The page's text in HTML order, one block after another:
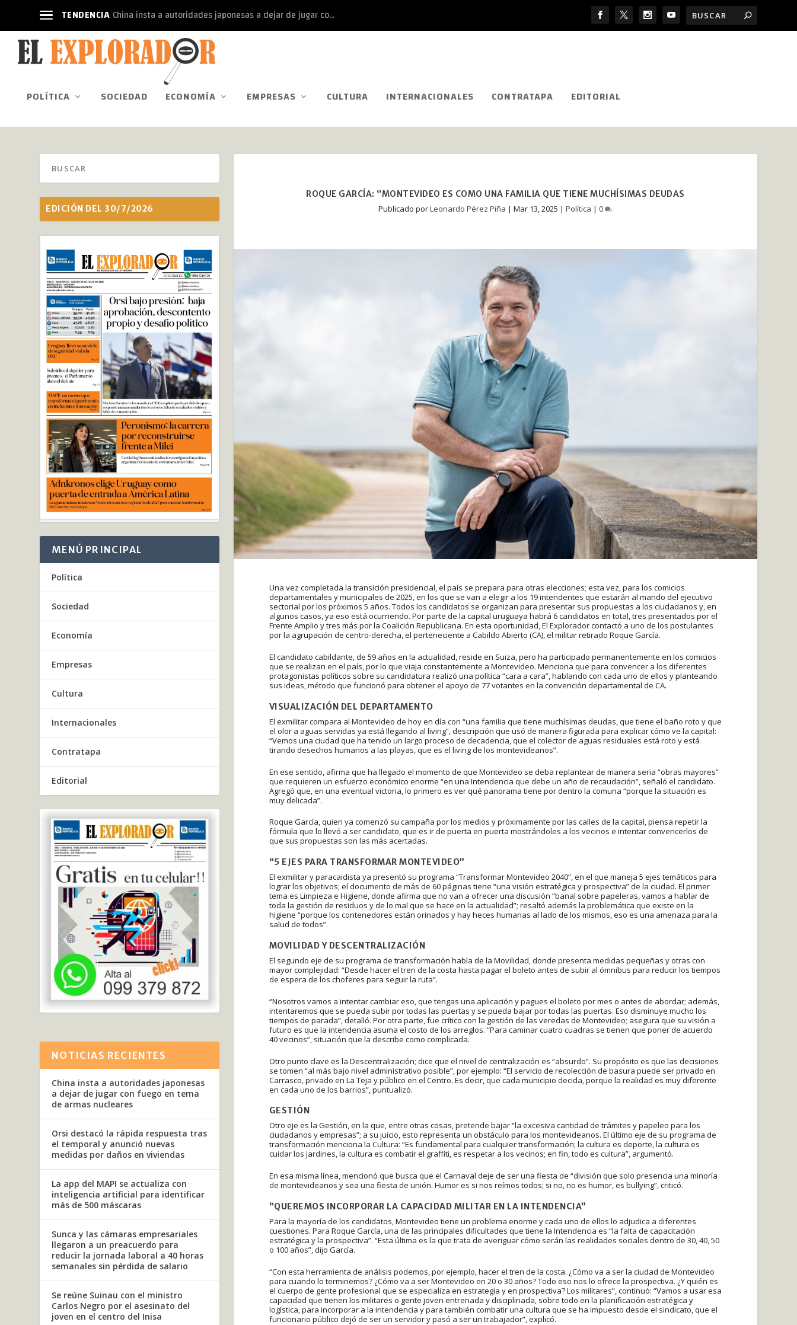
TENDENCIA China insta a autoridades japonesas a dejar de jugar co...
POLÍTICA SOCIEDAD ECONOMÍA EMPRESAS CULTURA INTERNACIONALES CONTRATAPA EDITORIAL
ROQUE GARCÍA: “MONTEVIDEO ES COMO UNA FAMILIA QUE TIENE MUCHÍSIMAS DEUDAS
Publicado porLeonardo Pérez Piña |Mar 13, 2025 |Política |0
Una vez completada la transición presidencial, el país se prepara para otras elecciones; esta vez, para los comicios
departamentales y municipales de 2025, en los que se van a elegir a los 19 intendentes que estarán al mando del ejecutivo
sectorial por los próximos 5 años. Todos los candidatos se organizan para presentar sus propuestas a los ciudadanos y, en
algunos casos, ya eso está ocurriendo. Por parte de la capital uruguaya habrá 6 candidatos en total, tres presentados por el
Frente Amplio y tres más por la Coalición Republicana. En esta oportunidad, El Explorador contactó a uno de los postulantes
por la agrupación de centro-derecha, el perteneciente a Cabildo Abierto (CA), el militar retirado Roque García.
El candidato cabildante, de 59 años en la actualidad, reside en Suiza, pero ha participado permanentemente en los comicios
que se realizan en el país, por lo que viaja constantemente a Montevideo. Menciona que para convencer a los diferentes
protagonistas políticos sobre su candidatura realizó una política “cara a cara”, hablando con cada uno de ellos y planteando
sus ideas, método que funcionó para obtener el apoyo de 77 votantes en la convención departamental de CA.
VISUALIZACIÓN DEL DEPARTAMENTO
El exmilitar compara al Montevideo de hoy en día con “una familia que tiene muchísimas deudas, que tiene el baño roto y que
el olor a aguas servidas ya está llegando al living”, descripción que usó de manera figurada para explicar cómo ve la capital:
“Vemos una ciudad que ha tenido un largo proceso de decadencia, que el colector de aguas residuales está roto y está
tirando desechos humanos a las playas, que es el living de los montevideanos”.
En ese sentido, afirma que ha llegado el momento de que Montevideo se deba replantear de manera seria “obras mayores”
que requieren un esfuerzo económico enorme “en una Intendencia que debe un año de recaudación”, señaló el candidato.
Agregó que, en una eventual victoria, lo primero es ver qué panorama tiene por dentro la comuna “porque la situación es
muy delicada”.
Roque García, quien ya comenzó su campaña por los medios y próximamente por las calles de la capital, piensa repetir la
fórmula que lo llevó a ser candidato, que es ir de puerta en puerta mostrándoles a los vecinos e intentar convencerlos de
que sus propuestas son las más acertadas.
“5 EJES PARA TRANSFORMAR MONTEVIDEO”
El exmilitar y paracaidista ya presentó su programa “Transformar Montevideo 2040”, en el que maneja 5 ejes temáticos para
lograr los objetivos; el documento de más de 60 páginas tiene “una visión estratégica y prospectiva” de la ciudad. El primer
tema es Limpieza e Higiene, donde afirma que no van a ofrecer una discusión “banal sobre papeleras, vamos a hablar de
toda la gestión de residuos y de lo mal que se hace en la actualidad”; resaltó además la problemática que existe en la
higiene “porque los contenedores están orinados y hay heces humanas al lado de los mismos, eso es una amenaza para la
salud de todos”.
MOVILIDAD Y DESCENTRALIZACIÓN
El segundo eje de su programa de transformación habla de la Movilidad, donde presenta medidas pequeñas y otras con
mayor complejidad: “Desde hacer el tren de la costa hasta pagar el boleto antes de subir al ómnibus para reducir los tiempos
de espera de los choferes para seguir la ruta”.
“Nosotros vamos a intentar cambiar eso, que tengas una aplicación y pagues el boleto por mes o antes de abordar; además,
intentaremos que se pueda subir por todas las puertas y se pueda bajar por todas las puertas. Eso disminuye mucho los
tiempos de parada”, detalló. Por otra parte, fue crítico con la gestión de las veredas de Montevideo; asegura que su visión a
futuro es que la intendencia asuma el costo de los arreglos. “Para caminar cuatro cuadras se tienen que poner de acuerdo
40 vecinos”, situación que la describe como complicada.
Otro punto clave es la Descentralización; dice que el nivel de centralización es “absurdo”. Su propósito es que las decisiones
se tomen “al más bajo nivel administrativo posible”, por ejemplo: “El servicio de recolección de basura puede ser privado en
Carrasco, privado en La Teja y público en el Centro. Es decir, que cada municipio decida, porque la realidad es muy diferente
en cada uno de los barrios”, puntualizó.
GESTIÓN
Otro eje es la Gestión, en la que, entre otras cosas, pretende bajar “la excesiva cantidad de trámites y papeleo para los
ciudadanos y empresas”; a su juicio, esto representa un obstáculo para los montevideanos. El último eje de su programa de
transformación menciona la Cultura: “Es fundamental para cualquier transformación; la cultura es deporte, la cultura es
cuidar los jardines, la cultura es combatir el graffiti, es respetar a los vecinos; en fin, todo es cultura”, argumentó.
En esa misma línea, mencionó que busca que el Carnaval deje de ser una fiesta de “división que solo presencia una minoría
de montevideanos y sea una fiesta de unión. Humor es si nos reímos todos; si no, no es humor, es bullying”, criticó.
“QUEREMOS INCORPORAR LA CAPACIDAD MILITAR EN LA INTENDENCIA”
Para la mayoría de los candidatos, Montevideo tiene un problema enorme y cada uno de ellos lo adjudica a diferentes
cuestiones. Para Roque García, una de las principales dificultades que tiene la Intendencia es “la falta de capacitación
estratégica y la prospectiva”. “Esta última es la que trata de averiguar cómo serán las realidades sociales dentro de 30, 40, 50
o 100 años”, dijo García.
“Con esta herramienta de análisis podemos, por ejemplo, hacer el tren de la costa. ¿Cómo va a ser la ciudad de Montevideo
para cuando lo terminemos? ¿Cómo va a ser Montevideo en 20 o 30 años? Todo eso nos lo ofrece la prospectiva. ¿Y quién es
el cuerpo de gente profesional que se especializa en estrategia y en prospectiva? Los militares”, continuó: “Vamos a usar esa
capacidad que tienen los militares o gente joven entrenada y disciplinada, sobre todo en la planificación estratégica y
logística, para incorporar a la intendencia y para también combatir una cultura que se ha impuesto desde el sindicato, que el
funcionario público dejó de ser un servidor y pasó a ser un trabajador”, explicó.
EDICIÓN DEL 30/7/2026
MENÚ PRINCIPAL
Política
Sociedad
Economía
Empresas
Cultura
Internacionales
Contratapa
Editorial
NOTICIAS RECIENTES
China insta a autoridades japonesas
a dejar de jugar con fuego en tema
de armas nucleares
Orsi destacó la rápida respuesta tras
el temporal y anunció nuevas
medidas por daños en viviendas
La app del MAPI se actualiza con
inteligencia artificial para identificar
más de 500 máscaras
Sunca y las cámaras empresariales
llegaron a un preacuerdo para
reducir la jornada laboral a 40 horas
semanales sin pérdida de salario
Se reúne Suinau con el ministro
Carlos Negro por el asesinato del
joven en el centro del Inisa